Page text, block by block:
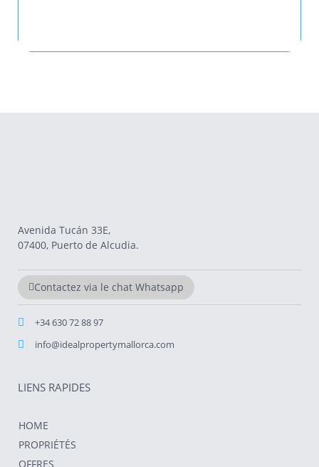
Avenida Tucán 33E,
07400, Puerto de Alcudia.
Contactez via le chat Whatsapp
+34 630 72 88 97
info@idealpropertymallorca.com
LIENS RAPIDES
HOME
PROPRIÉTÉS
OFFRES